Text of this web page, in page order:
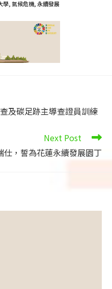
學 氣候危機, 永續發展
及碳足跡主導查證員訓練
Next Post
仕，誓為花蓮永續發展園丁